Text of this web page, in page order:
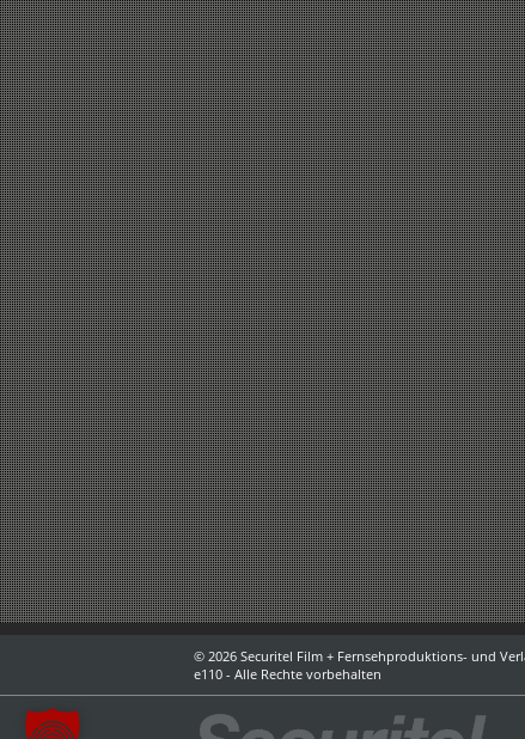
© 2026 Securitel Film + Fernsehproduktions- und
e110 - Alle Rechte vorbehalten